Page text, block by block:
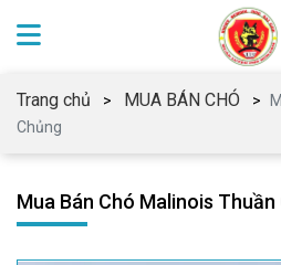
Trang chủ MUA BÁN CHÓ
Chủng
Mua Bán Chó Malinois Thuần